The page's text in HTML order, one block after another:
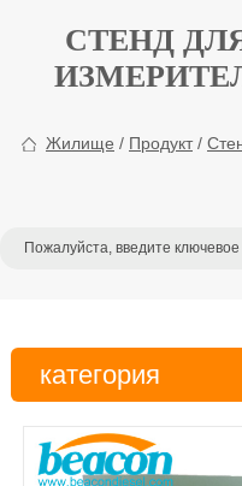
СТЕНД
Жилище / Продукт/
категория
Тестер